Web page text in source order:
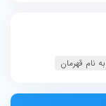
نام قهرمان